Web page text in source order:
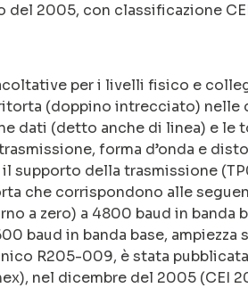
2005, con classificazione
per i livelli fisico e
(doppino intrecciato) nelle
dati (detto anche di linea) e le
forma d’onda e
della trasmissione
che corrispondono alle
a zero) a 4800 baud in banda
baud in banda base, ampiezza
R205-009, è stata
nel dicembre del 2005 (CEI